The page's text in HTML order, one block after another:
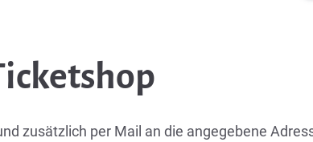
zusätzlich per Mail an die angegebene